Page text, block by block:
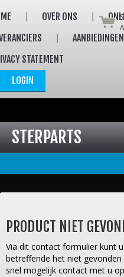
OVER ONS
AANBIEDINGEN
STATEMENT
LOGIN
STERPARTS
PRODUCT NIET
Via dit contact formulier kunt
betreffende het niet
snel mogelijk contact met u